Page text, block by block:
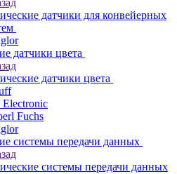
датчики для конвейерных
датчики цвета
датчики цвета
Fuchs
системы передачи данных
системы передачи данных